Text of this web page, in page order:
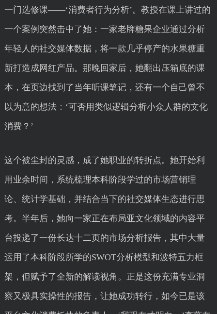
一门选修课——‘消费者行为分析’。教授在课上讲过的
一个案例突然击中了她：一家老牌糖果企业通过分析
年轻人的社交媒体数据，将一款几乎停产的水果糖重
新打造成网红产品。那晚回家后，她翻出压箱底的课
本，在页边找到了当年听课笔记，还有一个自己曾不
以为意的想法：‘可否用类似逻辑分析小众人群的文化
消费？’
这个被尘封的灵感，成了她职业的转折点。她开始利
用业余时间，系统梳理本科阶段学过的市场营销理
论、统计学基础，并结合当下的社交媒体生态进行思
考。半年后，她向一家正在布局亚文化领域的内容平
台投递了一份长达十二页的市场分析报告，其中大量
运用了本科阶段所学的SWOT分析模型和波特五力框
架，但赋予了全新的解读视角。正是这份充满专业洞
察又极具实操性的报告，让她成功转行，如今已是该